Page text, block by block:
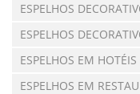
ESPELHOS
ESPELHOS
ESPELHOS EM HOTÉIS
ESPELHOS EM